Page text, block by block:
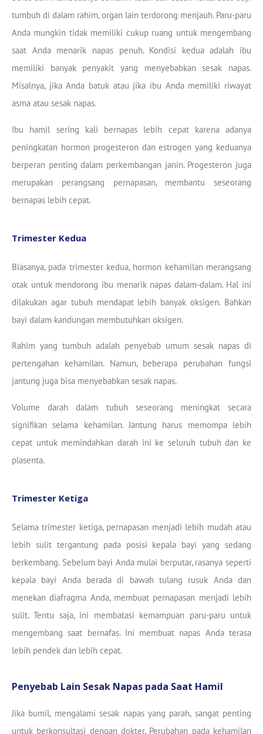
tumbuh di dalam rahim, organ lain terdorong menjauh. Paru-paru
Anda mungkin tidak memiliki cukup ruang untuk mengembang
saat Anda menarik napas penuh. Kondisi kedua adalah ibu
memiliki banyak penyakit yang menyebabkan sesak napas.
Misalnya, jika Anda batuk atau jika ibu Anda memiliki riwayat
asma atau sesak napas.
Ibu hamil sering kali bernapas lebih cepat karena adanya
peningkatan hormon progesteron dan estrogen yang keduanya
berperan penting dalam perkembangan janin. Progesteron juga
merupakan perangsang pernapasan, membantu seseorang
bernapas lebih cepat.
Trimester Kedua
Biasanya, pada trimester kedua, hormon kehamilan merangsang
otak untuk mendorong ibu menarik napas dalam-dalam. Hal ini
dilakukan agar tubuh mendapat lebih banyak oksigen. Bahkan
bayi dalam kandungan membutuhkan oksigen.
Rahim yang tumbuh adalah penyebab umum sesak napas di
pertengahan kehamilan. Namun, beberapa perubahan fungsi
jantung juga bisa menyebabkan sesak napas.
Volume darah dalam tubuh seseorang meningkat secara
signifikan selama kehamilan. Jantung harus memompa lebih
cepat untuk memindahkan darah ini ke seluruh tubuh dan ke
plasenta.
Trimester Ketiga
Selama trimester ketiga, pernapasan menjadi lebih mudah atau
lebih sulit tergantung pada posisi kepala bayi yang sedang
berkembang. Sebelum bayi Anda mulai berputar, rasanya seperti
kepala bayi Anda berada di bawah tulang rusuk Anda dan
menekan diafragma Anda, membuat pernapasan menjadi lebih
sulit. Tentu saja, ini membatasi kemampuan paru-paru untuk
mengembang saat bernafas. Ini membuat napas Anda terasa
lebih pendek dan lebih cepat.
Penyebab Lain Sesak Napas pada Saat Hamil
Jika bumil, mengalami sesak napas yang parah, sangat penting
untuk berkonsultasi dengan dokter. Perubahan pada kehamilan